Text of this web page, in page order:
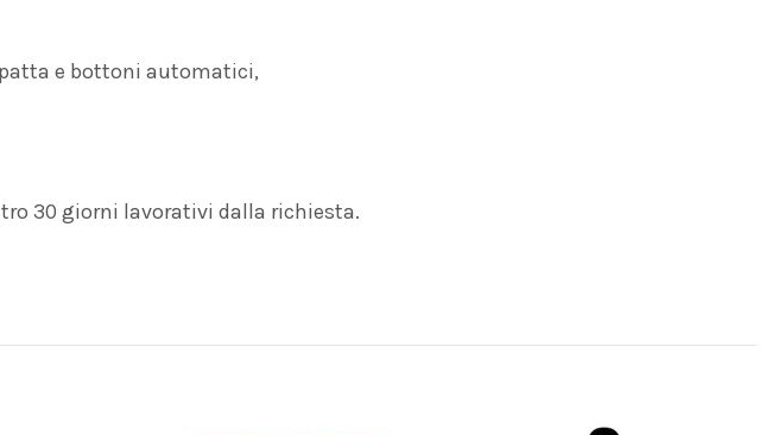
e bottoni automatici,
30 giorni lavorativi dalla richiesta.